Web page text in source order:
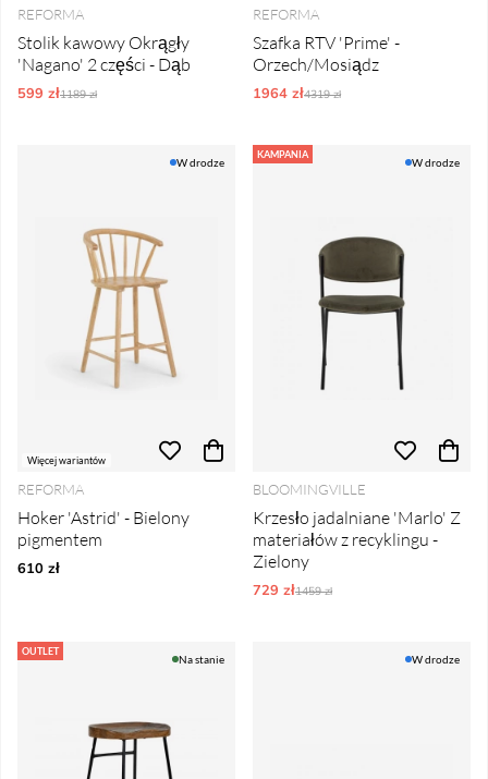
REFORMA
Stolik kawowy Okrągły
'Nagano' 2 części - Dąb
599 złOrdynarne ceny:
1189 zł
REFORMA
Szafka RTV 'Prime' -
Orzech/Mosiądz
1964 złOrdynarne ceny:
4319 zł
Więcej wariantów
W drodze
REFORMA
Hoker 'Astrid' - Bielony
pigmentem
610 zł
KAMPANIA
W drodze
BLOOMINGVILLE
Krzesło jadalniane 'Marlo' Z
materiałów z recyklingu -
Zielony
729 złOrdynarne ceny:
1459 zł
OUTLET
Na stanie W drodze